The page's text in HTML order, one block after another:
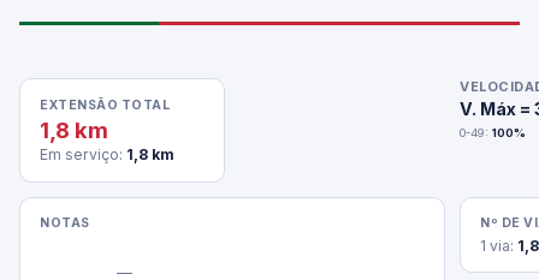
EXTENSÃO TOTAL
1,8 km
Em serviço: 1,8 km
NOTAS
V. Máx =
0-49: 100%
Nº DE
1 via: